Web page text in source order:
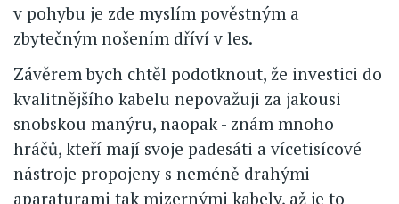
v pohybu je zde myslím pověstným a
zbytečným nošením dříví v les.
Závěrem bych chtěl podotknout, že investici do
kvalitnějšího kabelu nepovažuji za jakousi
snobskou manýru, naopak - znám mnoho
hráčů, kteří mají svoje padesáti a vícetisícové
nástroje propojeny s neméně drahými
aparaturami tak mizernými kabely, až je to